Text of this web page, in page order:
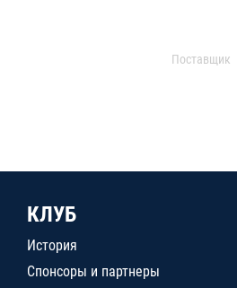
Поставщик
КЛУБ
История
Спонсоры и партнеры